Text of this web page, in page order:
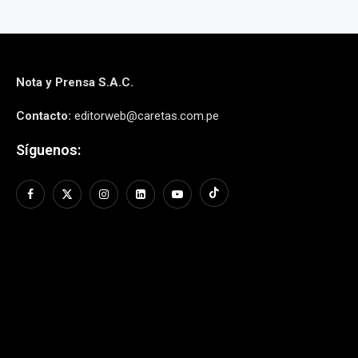
Nota y Prensa S.A.C.
Contacto: editorweb@caretas.com.pe
Síguenos: